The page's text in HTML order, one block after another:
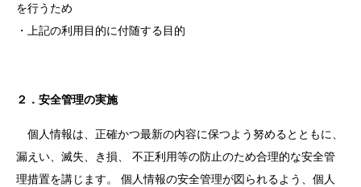
を行うため
・上記の利用目的に付随する目的
２．安全管理の実施
個人情報は、正確かつ最新の内容に保つよう努めるとともに、
漏えい、滅失、き損、 不正利用等の防止のため合理的な安全管
理措置を講じます。 個人情報の安全管理が図られるよう、個人